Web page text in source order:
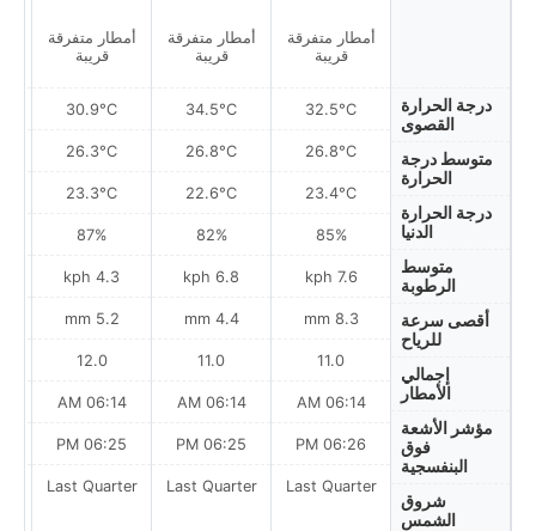
درجة الحرارة
القصوى
متوسط درجة
الحرارة
درجة الحرارة
الدنيا
متوسط
الرطوبة
أقصى سرعة
للرياح
إجمالي
الأمطار
مؤشر الأشعة
فوق
البنفسجية
شروق
الشمس
أمطار متفرقة
قريبة
32.5°C
26.8°C
23.4°C
85%
7.6 kph
8.3 mm
11.0
06:14 AM
06:26 PM
Last Quarter
أمطار متفرقة
قريبة
34.5°C
26.8°C
22.6°C
82%
6.8 kph
4.4 mm
11.0
06:14 AM
06:25 PM
Last Quarter
أمطار متفرقة
قريبة
30.9°C
26.3°C
23.3°C
87%
4.3 kph
5.2 mm
12.0
06:14 AM
06:25 PM
Last Quarter